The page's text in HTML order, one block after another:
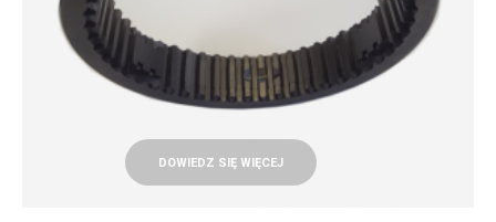
DOWIEDZ SIĘ WIĘCEJ